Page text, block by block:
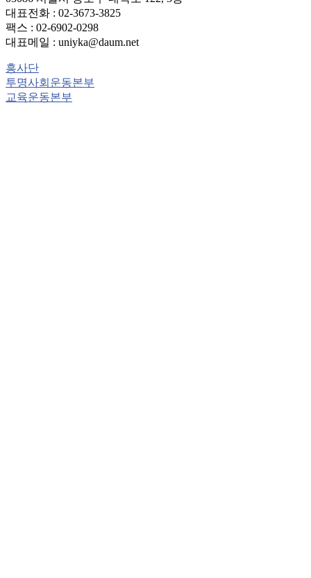
대표전화 : 02-3673-3825
팩스 : 02-6902-0298
대표메일 : uniyka@daum.net
흥사단
투명사회운동본부
교육운동본부